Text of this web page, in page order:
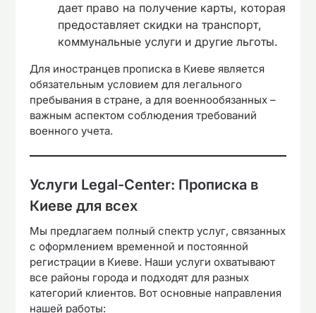
дает право на получение карты, которая
предоставляет скидки на транспорт,
коммунальные услуги и другие льготы.
Для иностранцев прописка в Киеве является
обязательным условием для легального
пребывания в стране, а для военнообязанных –
важным аспектом соблюдения требований
военного учета.
Услуги Legal-Center: Прописка в
Киеве для всех
Мы предлагаем полный спектр услуг, связанных
с оформлением временной и постоянной
регистрации в Киеве. Наши услуги охватывают
все районы города и подходят для разных
категорий клиентов. Вот основные направления
нашей работы: